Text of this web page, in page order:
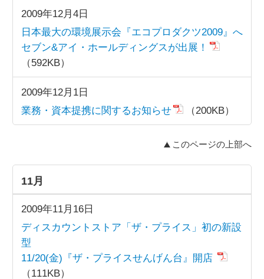
2009年12月4日
日本最大の環境展示会『エコプロダクツ2009』へ
セブン&アイ・ホールディングスが出展！
（592KB）
2009年12月1日
業務・資本提携に関するお知らせ
（200KB）
このページの上部へ
11月
2009年11月16日
ディスカウントストア「ザ・プライス」初の新設
型
11/20(金)『ザ・プライスせんげん台』開店
（111KB）